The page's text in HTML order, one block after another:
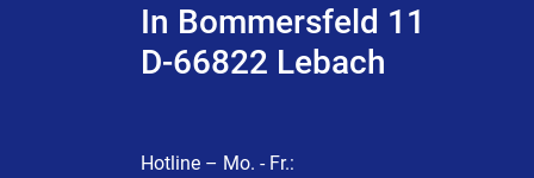
In Bommersfeld 11
D-66822 Lebach
Hotline – Mo. - Fr.: